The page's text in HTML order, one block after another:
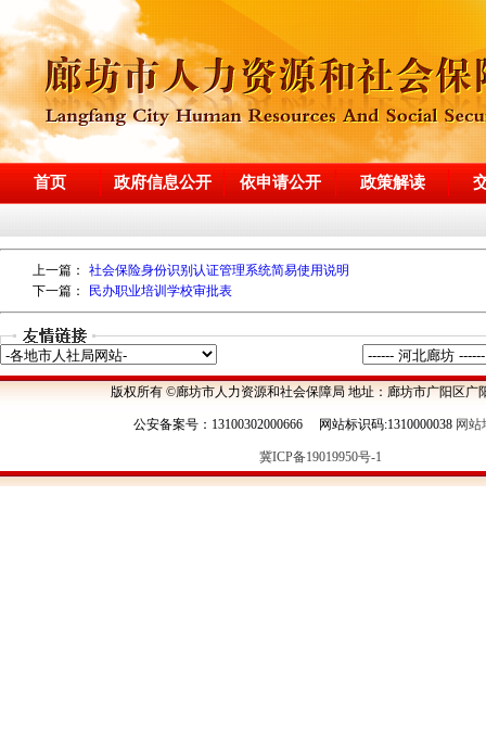
首页 政府信息公开 依申请公开 政策解读
上一篇：
社会保险身份识别认证管理系统简易使用说明
下一篇：
民办职业培训学校审批表
版权所有 ©廊坊市人力资源和社会保障局 地址：廊坊市广阳区广
公安备案号：13100302000666 网站标识码:1310000038 网站
冀ICP备19019950号-1